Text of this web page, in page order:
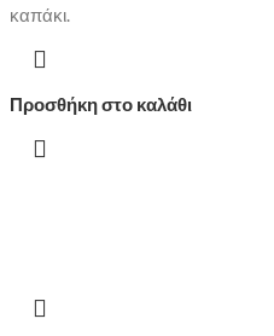
καπάκι.
Προσθήκη στο καλάθι